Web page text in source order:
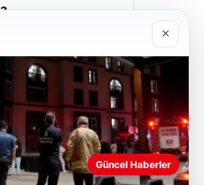
×
Güncel Haberler